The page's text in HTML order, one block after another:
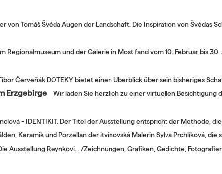
von Tomáš Švéda Augen der Landschaft. Die Inspiration von Švédas
Regionalmuseum und der Galerie in Most fand vom 10. Februar bis
Červeňák DOTEKY bietet einen Überblick über sein bisheriges
Erzgebirge
Wir laden Sie herzlich zu einer virtuellen Besichtigung
- IDENTIKIT. Der Titel der Ausstellung entspricht der Methode,
Keramik und Porzellan der itvínovská Malerin Sylva Prchlíková,
Ausstellung Reynkovi…./Zeichnungen, Grafiken, Gedichte,